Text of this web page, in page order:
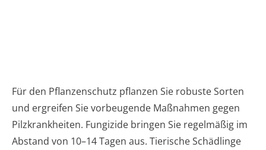
Für den Pflanzenschutz pflanzen Sie robuste Sorten
und ergreifen Sie vorbeugende Maßnahmen gegen
Pilzkrankheiten. Fungizide bringen Sie regelmäßig im
Abstand von 10–14 Tagen aus. Tierische Schädlinge